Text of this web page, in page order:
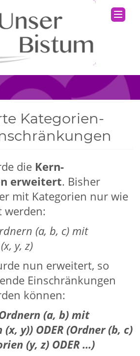
Kategorien-
die Kern-
erweitert. Bisher
mit Kategorien nur wie
werden:
(a, b, c) mit
y, z)
nun erweitert, so
Einschränkungen
können:
(a, b) mit
y)) ODER (Ordner (b, c)
(y, z) ODER ...)